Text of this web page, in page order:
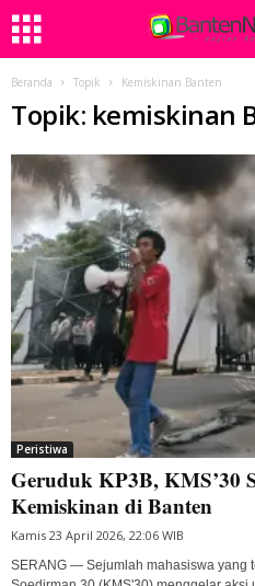
Beranda Topik Kemiskinan Banten
Topik: kemiskinan
Peristiwa
Geruduk KP3B, KMS’30
Kemiskinan di Banten
Kamis 23 April 2026, 22:06 WIB
SERANG — Sejumlah mahasiswa yang